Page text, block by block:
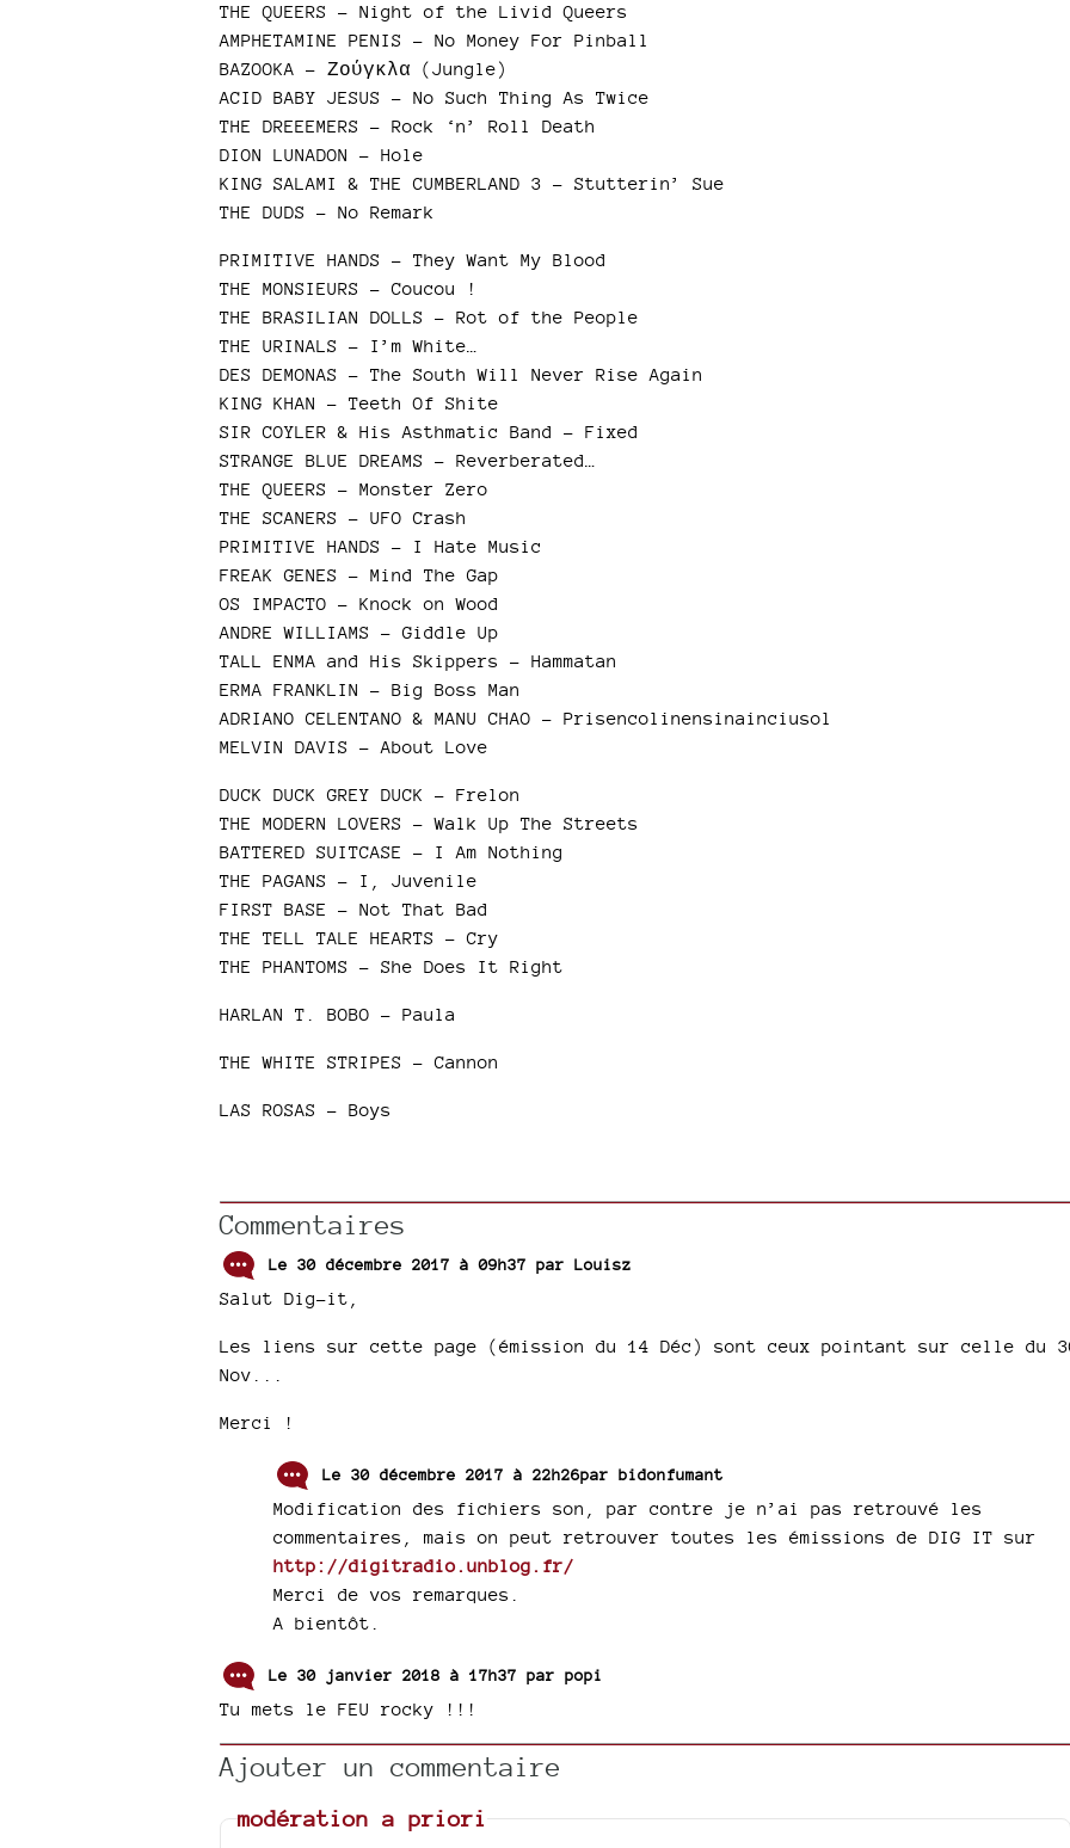
THE QUEERS – Night of the Livid Queers
AMPHETAMINE PENIS – No Money For Pinball
BAZOOKA – Ζούγκλα (Jungle)
ACID BABY JESUS – No Such Thing As Twice
THE DREEEMERS – Rock ‘n’ Roll Death
DION LUNADON – Hole
KING SALAMI & THE CUMBERLAND 3 – Stutterin’ Sue
THE DUDS – No Remark
PRIMITIVE HANDS – They Want My Blood
THE MONSIEURS – Coucou !
THE BRASILIAN DOLLS – Rot of the People
THE URINALS – I’m White…
DES DEMONAS – The South Will Never Rise Again
KING KHAN – Teeth Of Shite
SIR COYLER & His Asthmatic Band – Fixed
STRANGE BLUE DREAMS – Reverberated…
THE QUEERS – Monster Zero
THE SCANERS – UFO Crash
PRIMITIVE HANDS - I Hate Music
FREAK GENES – Mind The Gap
OS IMPACTO – Knock on Wood
ANDRE WILLIAMS – Giddle Up
TALL ENMA and His Skippers – Hammatan
ERMA FRANKLIN – Big Boss Man
ADRIANO CELENTANO & MANU CHAO – Prisencolinensinainciusol
MELVIN DAVIS – About Love
DUCK DUCK GREY DUCK – Frelon
THE MODERN LOVERS – Walk Up The Streets
BATTERED SUITCASE – I Am Nothing
THE PAGANS – I, Juvenile
FIRST BASE – Not That Bad
THE TELL TALE HEARTS – Cry
THE PHANTOMS – She Does It Right
HARLAN T. BOBO – Paula
THE WHITE STRIPES – Cannon
LAS ROSAS – Boys
Commentaires
Le 30 décembre 2017 à 09h37 par Louisz
Salut Dig-it,
Les liens sur cette page (émission du 14 Déc) sont ceux pointant sur celle du
Nov...
Merci !
Le 30 décembre 2017 à 22h26par bidonfumant
Modification des fichiers son, par contre je n’ai pas retrouvé les
commentaires, mais on peut retrouver toutes les émissions de DIG IT sur
http://digitradio.unblog.fr/
Merci de vos remarques.
A bientôt.
Le 30 janvier 2018 à 17h37 par popi
Tu mets le FEU rocky !!!
Ajouter un commentaire
modération a priori